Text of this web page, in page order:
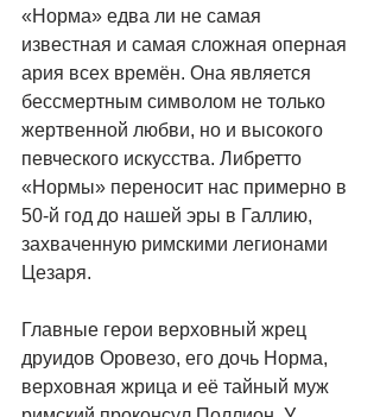
«Норма» едва ли не самая
известная и самая сложная оперная
ария всех времён. Она является
бессмертным символом не только
жертвенной любви, но и высокого
певческого искусства. Либретто
«Нормы» переносит нас примерно в
50-й год до нашей эры в Галлию,
захваченную римскими легионами
Цезаря.
Главные герои верховный жрец
друидов Оровезо, его дочь Норма,
верховная жрица и её тайный муж